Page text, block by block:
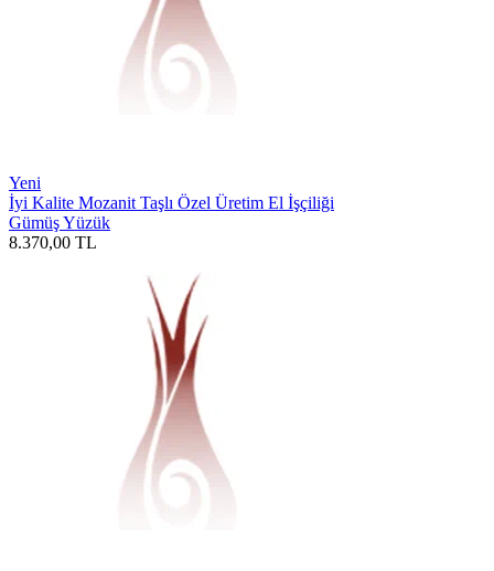
Yeni
İyi Kalite Mozanit Taşlı Özel Üretim El İşçiliği
Gümüş Yüzük
8.370,00 TL